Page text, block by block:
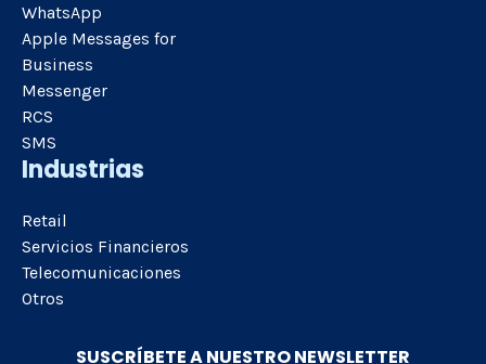
WhatsApp
Apple Messages for
Business
Messenger
RCS
SMS
Industrias
Retail
Servicios Financieros
Telecomunicaciones
Otros
SUSCRÍBETE A NUESTRO NEWSLETTER